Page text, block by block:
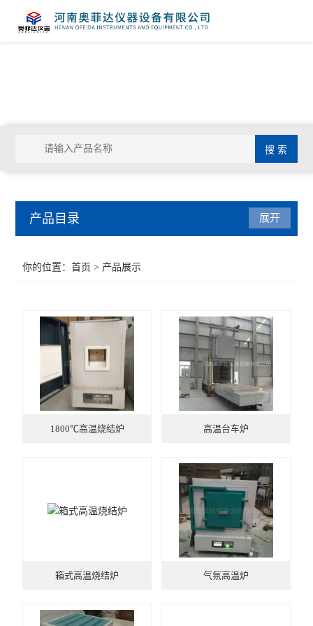
产品目录
马弗炉
干燥箱
烘箱
工业电炉
展开
你的位置：首页 > 产品展示
1800℃高温烧结炉 高温台车炉
箱式高温烧结炉 气氛高温炉